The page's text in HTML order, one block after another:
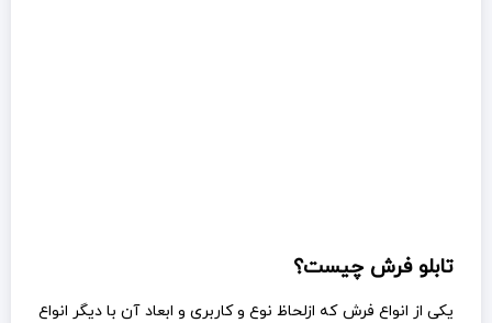
تابلو فرش چیست؟
یکی از انواع فرش که ازلحاظ نوع و کاربری و ابعاد آن با دیگر انواع